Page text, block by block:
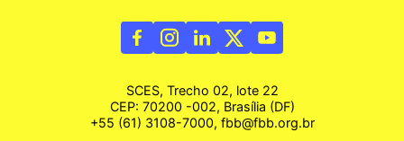
SCES, Trecho 02, lote 22
CEP: 70200 -002, Brasília (DF)
+55 (61) 3108-7000, fbb@fbb.org.br